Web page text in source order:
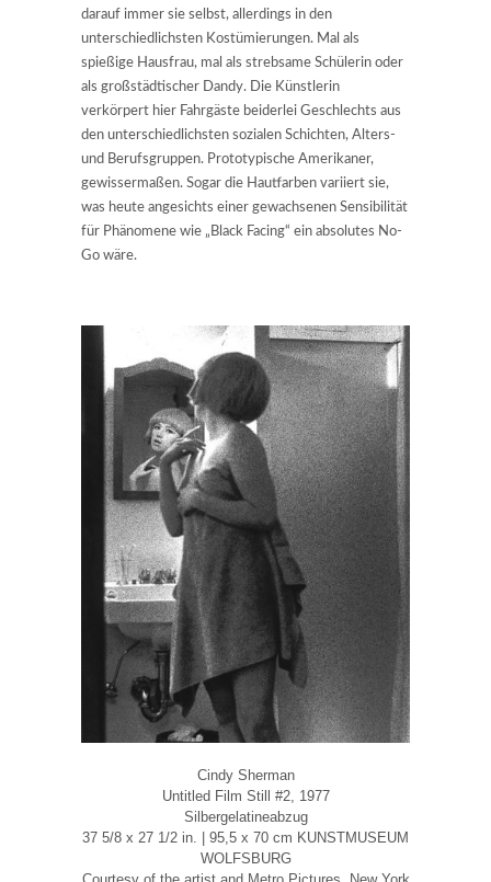
darauf immer sie selbst, allerdings in den
unterschiedlichsten Kostümierungen. Mal als
spießige Hausfrau, mal als strebsame Schülerin oder
als großstädtischer Dandy. Die Künstlerin
verkörpert hier Fahrgäste beiderlei Geschlechts aus
den unterschiedlichsten sozialen Schichten, Alters-
und Berufsgruppen. Prototypische Amerikaner,
gewissermaßen. Sogar die Hautfarben variiert sie,
was heute angesichts einer gewachsenen Sensibilität
für Phänomene wie „Black Facing“ ein absolutes No-
Go wäre.
Cindy Sherman
Untitled Film Still #2, 1977
Silbergelatineabzug
37 5/8 x 27 1/2 in. | 95,5 x 70 cm KUNSTMUSEUM
WOLFSBURG